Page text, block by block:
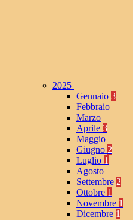
2025
Gennaio 3
Febbraio
Marzo
Aprile 3
Maggio
Giugno 2
Luglio 1
Agosto
Settembre 2
Ottobre 1
Novembre 1
Dicembre 1